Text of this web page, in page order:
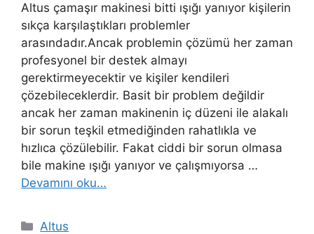
Altus çamaşır makinesi bitti ışığı yanıyor kişilerin
sıkça karşılaştıkları problemler
arasındadır.Ancak problemin çözümü her zaman
profesyonel bir destek almayı
gerektirmeyecektir ve kişiler kendileri
çözebileceklerdir. Basit bir problem değildir
ancak her zaman makinenin iç düzeni ile alakalı
bir sorun teşkil etmediğinden rahatlıkla ve
hızlıca çözülebilir. Fakat ciddi bir sorun olmasa
bile makine ışığı yanıyor ve çalışmıyorsa …
Devamını oku…
Kategoriler
Altus